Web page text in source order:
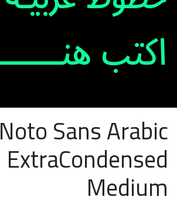
Noto Sans Arabic
ExtraCondensed
Medium